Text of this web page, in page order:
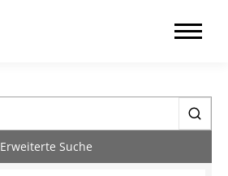
Erweiterte Suche